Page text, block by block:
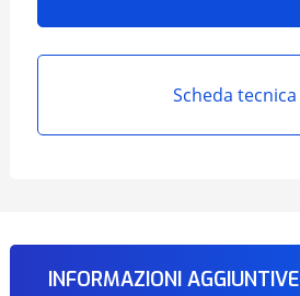
Scheda tecnica
INFORMAZIONI AGGIUNTIVE